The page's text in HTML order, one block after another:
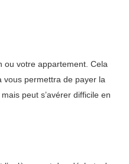
ou votre appartement. Cela
vous permettra de payer la
peut s’avérer difficile en